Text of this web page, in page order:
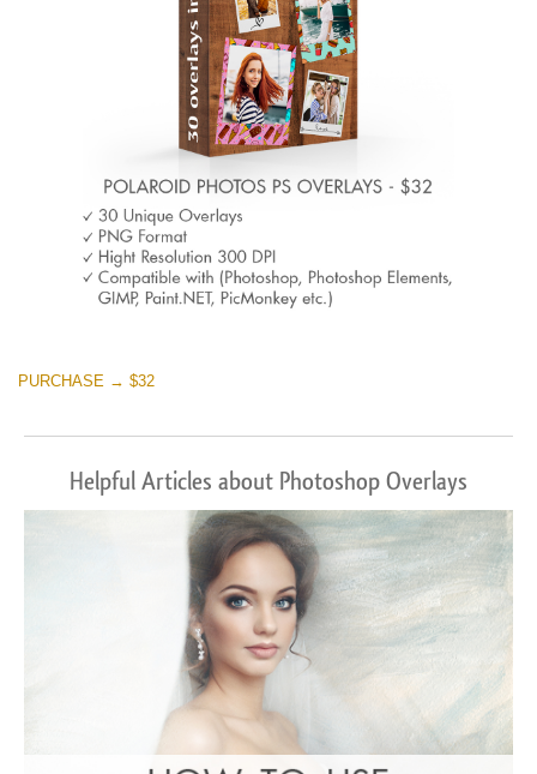
PURCHASE → $32
Helpful Articles about Photoshop Overlays